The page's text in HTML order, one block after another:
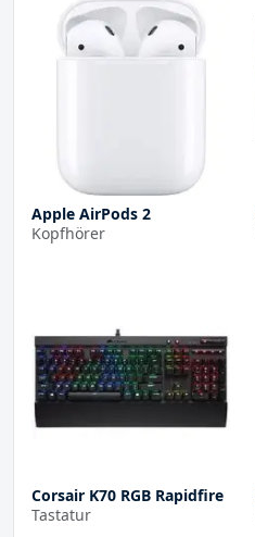
Apple AirPods 2
Kopfhörer
Corsair K70 RGB Rapidfire
Tastatur